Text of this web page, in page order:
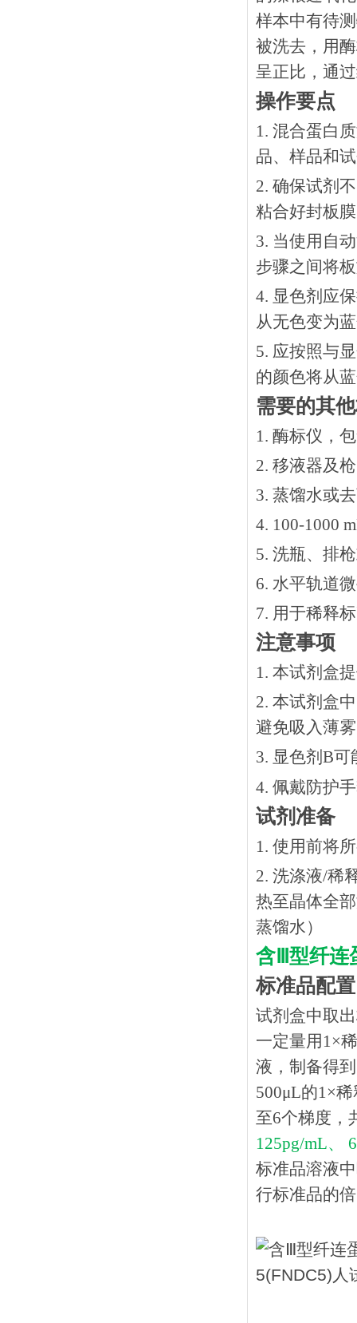
样本中有待
被洗去，用
呈正比，通
操作要点
1. 混合蛋白
品、样品和
2. 确保试剂
粘合好封板
3. 当使用自
步骤之间将
4. 显色剂应
从无色变为
5. 应按照与
的颜色将从
需要的其
1. 酶标仪，
2. 移液器及
3. 蒸馏水或
4. 100-1000
5. 洗瓶、排
6. 水平轨道
7. 用于稀释
注意事项
1. 本试剂盒
2. 本试剂盒
避免吸入薄
3. 显色剂B
4. 佩戴防护
试剂准备
1. 使用前将
2. 洗涤液/稀
热⾄晶体全
蒸馏水）
含 Ⅲ型纤
标准品配置
试剂盒中取
一定量用1×
液，制备得
500μL的1×
至6个梯度，
125pg/mL、
标准品溶液
行标准品的